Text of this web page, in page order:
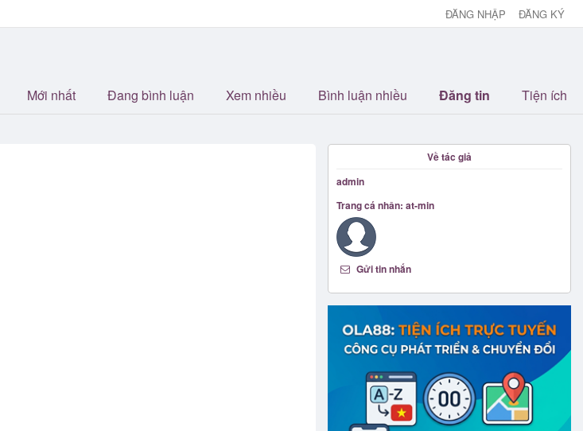
ĐĂNG NHẬP ĐĂNG KÝ
Mới nhất Đang bình luận Xem nhiều Bình luận nhiều Đăng tin Tiện ích
Về tác giả
admin
Trang cá nhân: at-min
Gửi tin nhắn